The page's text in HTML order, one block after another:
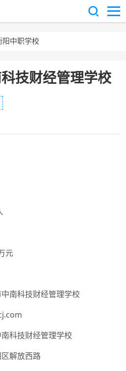
阳中职学校
技财经管理学校
元
南科技财经管理学校
科技财经管理学校
解放西路